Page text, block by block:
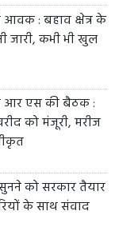
आवक : बहाव क्षेत्र के
जारी, कभी भी खुल
एस की बैठक :
को मंजूरी, मरीज
सुनने को सरकार तैयार
के साथ संवाद